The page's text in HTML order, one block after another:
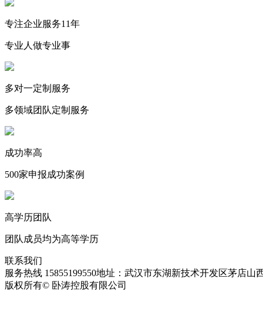
专注企业服务11年
专业人做专业事
多对一定制服务
多领域团队定制服务
成功率高
500家申报成功案例
高学历团队
团队成员均为高等学历
联系我们
服务热线 15855199550地址：武汉市东湖新技术开发区茅店山
版权所有© 卧涛控股有限公司